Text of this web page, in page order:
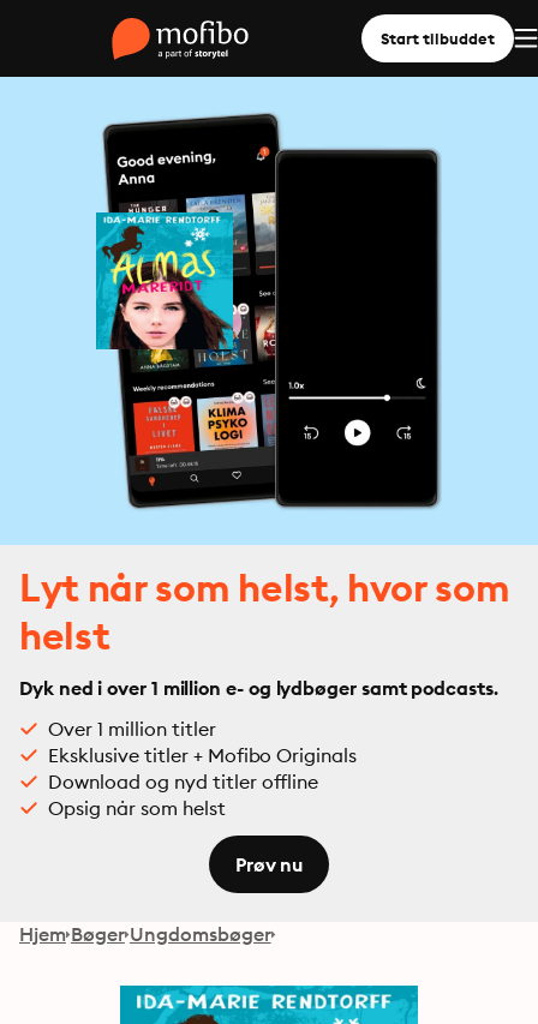
Start tilbuddet
Lyt når som helst, hvor som
helst
Dyk ned i over 1 million e- og lydbøger samt podcasts.
Over 1 million titler
Eksklusive titler + Mofibo Originals
Download og nyd titler offline
Opsig når som helst
Prøv nu
Hjem Bøger Ungdomsbøger